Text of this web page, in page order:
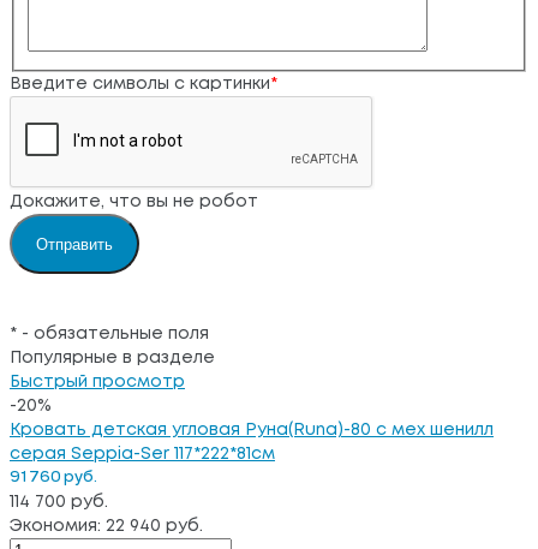
Введите символы с картинки *
Докажите, что вы не робот
* - обязательные поля
Популярные в разделе
Быстрый просмотр
-20%
Кровать детская угловая Руна(Runa)-80 с мех шенилл
серая Seppia-Ser 117*222*81см
91 760 руб.
114 700 руб.
Экономия: 22 940 руб.